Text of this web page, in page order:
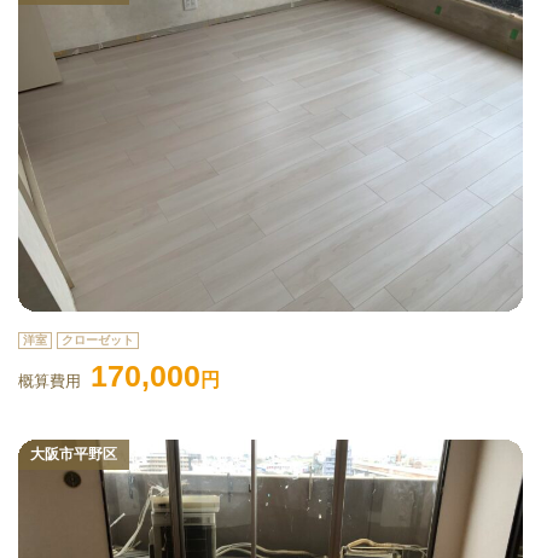
洋室 クローゼット
概算費用 170,000 円
大阪市平野区